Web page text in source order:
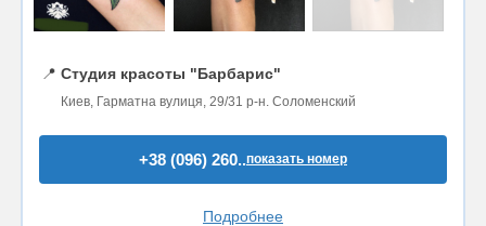
📍 Студия красоты "Барбарис"
Киев, Гарматна вулиця, 29/31 р-н. Соломенский
+38 (096) 260..показать номер
Подробнее